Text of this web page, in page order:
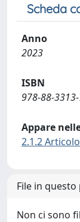
Scheda
Anno
2023
ISBN
978-88-
Appare
2.1.2
File in
Non ci sono